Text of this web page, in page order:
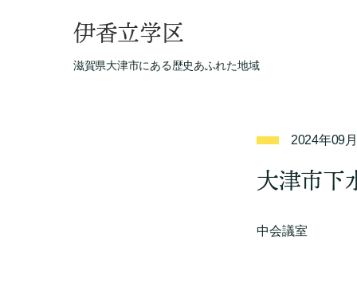
伊香立学区
滋賀県大津市にある歴史あふれた地域
2024年09
大津市下
中会議室